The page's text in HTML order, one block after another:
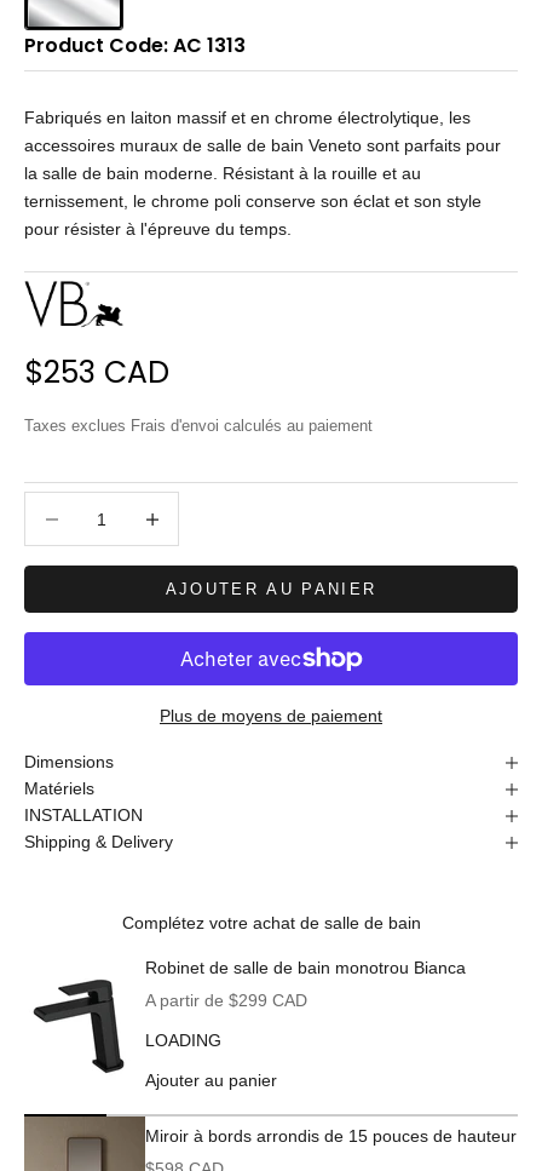
Product Code: AC 1313
Fabriqués en laiton massif et en chrome électrolytique, les
accessoires muraux de salle de bain Veneto sont parfaits pour
la salle de bain moderne. Résistant à la rouille et au
ternissement, le chrome poli conserve son éclat et son style
pour résister à l'épreuve du temps.
Prix de vente
$253 CAD
Taxes exclues Frais d'envoi calculés au paiement
AJOUTER AU PANIER
Plus de moyens de paiement
Dimensions
Matériels
INSTALLATION
Shipping & Delivery
Complétez votre achat de salle de bain
Robinet de salle de bain monotrou Bianca
Prix de vente
A partir de $299 CAD
LOADING
Ajouter au panier
Miroir à bords arrondis de 15 pouces de hauteur
Prix de vente